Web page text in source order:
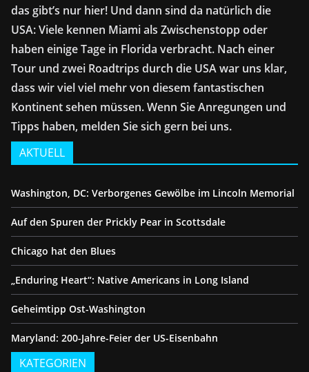
das gibt’s nur hier! Und dann sind da natürlich die
USA: Viele kennen Miami als Zwischenstopp oder
haben einige Tage in Florida verbracht. Nach einer
Tour und zwei Roadtrips durch die USA war uns klar,
dass wir viel viel mehr von diesem fantastischen
Kontinent sehen müssen. Wenn Sie Anregungen und
Tipps haben, melden Sie sich gern bei uns.
AKTUELL
Washington, DC: Verborgenes Gewölbe im Lincoln Memorial
Auf den Spuren der Prickly Pear in Scottsdale
Chicago hat den Blues
„Enduring Heart“: Native Americans in Long Island
Geheimtipp Ost-Washington
Maryland: 200-Jahre-Feier der US-Eisenbahn
KATEGORIEN